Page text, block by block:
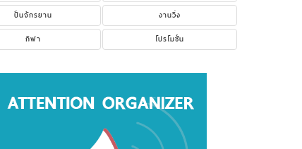
ปั่นจักรยาน
งานวิ่ง
กีฬา โปรโมชั่น